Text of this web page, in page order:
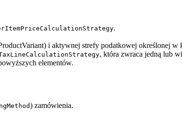
.
i aktywnej strefy podatkowej określonej w
, która zwraca jedną lub
elementów.
) zamówienia.